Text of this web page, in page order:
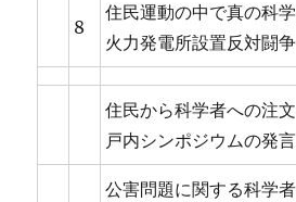
8
住民運動の中で真の科
火力発電所設置反対闘争
住民から科学者への注
戸内シンポジウムの発
公害問題に関する科学